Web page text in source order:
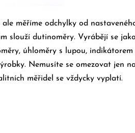
měříme odchylky od
slouží dutinoměry. Vyrábějí se
úhloměry s lupou, indikátorem
Nemusíte se omezovat jen
měřidel se vždycky vyplatí.